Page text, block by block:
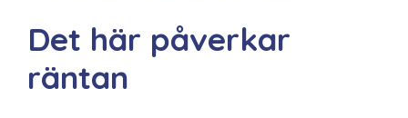
Det här påverkar
räntan